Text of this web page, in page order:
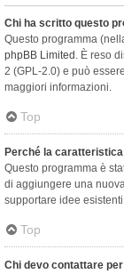
Chi ha scritto questo
Questo programma
phpBB Limited . È reso
2 (GPL-2.0) e può
maggiori informazioni.
Top
Perché la
Questo programma è
di aggiungere una
supportare idee
Top
Chi devo contattare